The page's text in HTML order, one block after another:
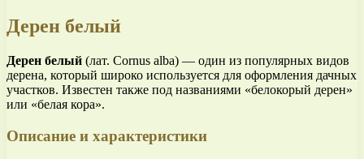
Дерен белый
Дерен белый (лат. Cornus alba) — один из популярных видов
дерена, который широко используется для оформления дачных
участков. Известен также под названиями «белокорый дерен»
или «белая кора».
Описание и характеристики